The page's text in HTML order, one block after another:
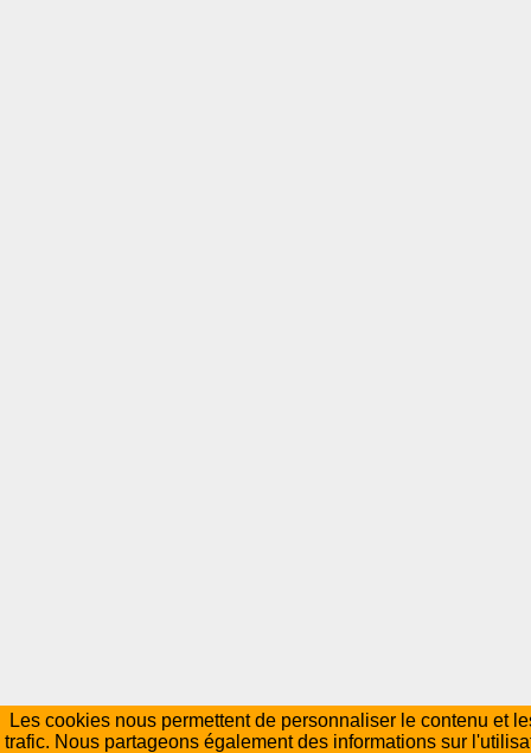
Les cookies nous permettent de personnaliser le contenu et
trafic. Nous partageons également des informations sur